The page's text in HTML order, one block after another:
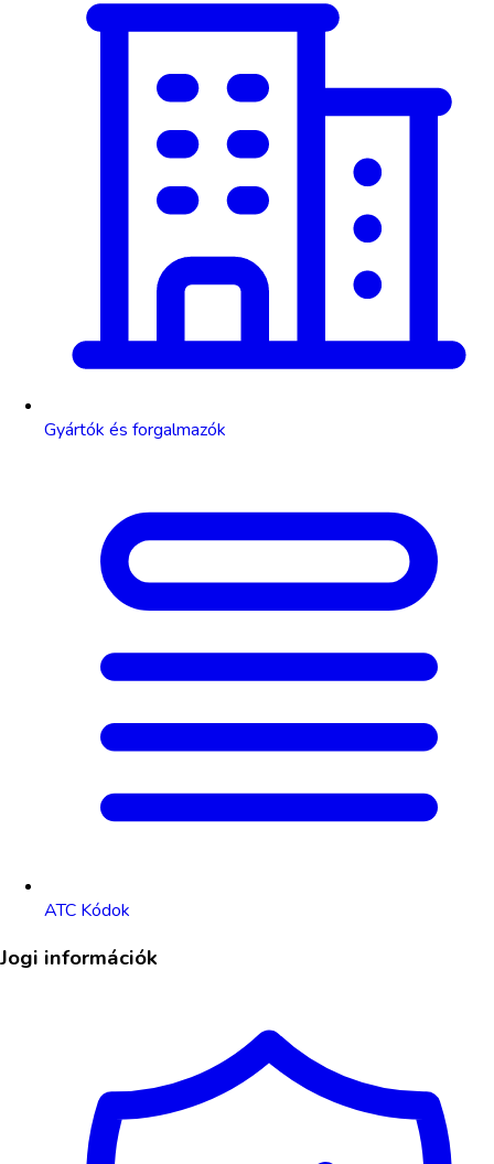
Gyártók és forgalmazók
ATC Kódok
Jogi információk